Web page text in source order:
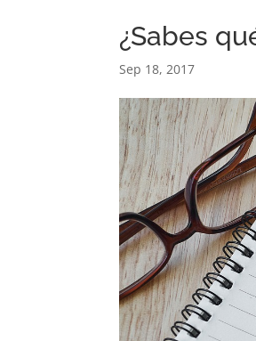
¿Sabes
Sep 18, 2017